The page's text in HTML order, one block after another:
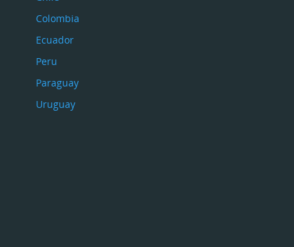
Colombia
Ecuador
Peru
Paraguay
Uruguay